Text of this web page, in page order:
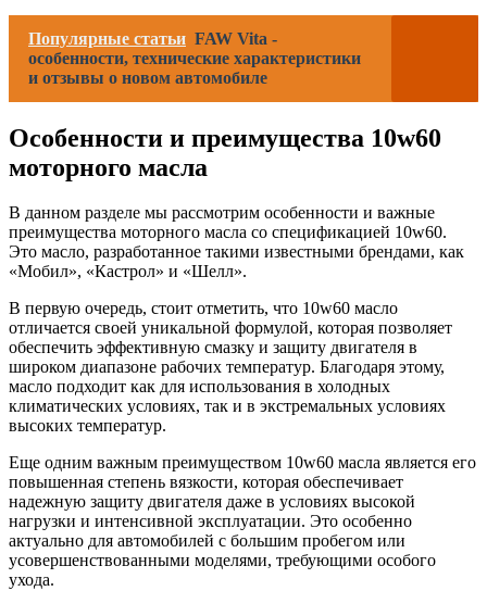
Популярные статьи FAW Vita -
особенности, технические характеристики
и отзывы о новом автомобиле
Особенности и преимущества 10w60
моторного масла
В данном разделе мы рассмотрим особенности и важные
преимущества моторного масла со спецификацией 10w60.
Это масло, разработанное такими известными брендами, как
«Мобил», «Кастрол» и «Шелл».
В первую очередь, стоит отметить, что 10w60 масло
отличается своей уникальной формулой, которая позволяет
обеспечить эффективную смазку и защиту двигателя в
широком диапазоне рабочих температур. Благодаря этому,
масло подходит как для использования в холодных
климатических условиях, так и в экстремальных условиях
высоких температур.
Еще одним важным преимуществом 10w60 масла является его
повышенная степень вязкости, которая обеспечивает
надежную защиту двигателя даже в условиях высокой
нагрузки и интенсивной эксплуатации. Это особенно
актуально для автомобилей с большим пробегом или
усовершенствованными моделями, требующими особого
ухода.